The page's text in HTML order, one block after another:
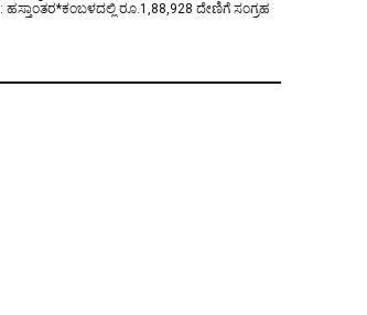
: ಹಸ್ತಾಂತರ*ಕಂಬಳದಲ್ಲಿ ರೂ.1,88,928 ದೇಣಿಗೆ ಸಂಗ್ರಹ